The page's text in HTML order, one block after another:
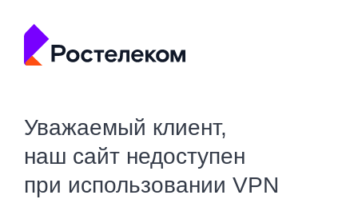
Уважаемый клиент,
наш сайт недоступен
при использовании VPN